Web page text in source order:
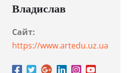
Владислав
Сайт:
https://www.artedu.uz.ua